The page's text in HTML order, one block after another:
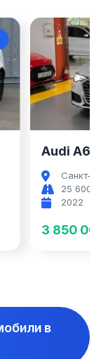
Audi A6
Санкт-
25 600
2022
3 850
в